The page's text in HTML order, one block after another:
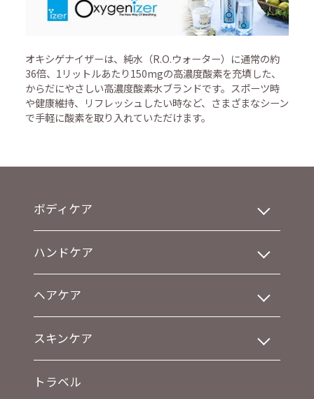
オキシゲナイザーは、純水（R.O.ウォーター）に通常の約
36倍、1リットルあたり150mgの高濃度酸素を充填した、
からだにやさしい高濃度酸素水ブランドです。スポーツ時
や健康維持、リフレッシュしたい時など、さまざまなシーン
で手軽に酸素を取り入れていただけます。
ボディケア
ハンドケア
ヘアケア
スキンケア
トラベル